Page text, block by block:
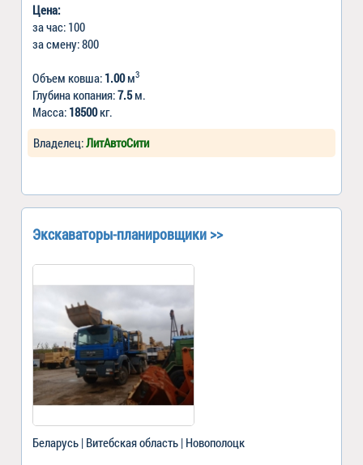
Цена:
за час: 100
за смену: 800
Объем ковша: 1.00м3
Глубина копания:7.5м.
Масса: 18500кг.
Владелец:ЛитАвтоСити
Экскаваторы-планировщики >>
Беларусь | Витебская область | Новополоцк